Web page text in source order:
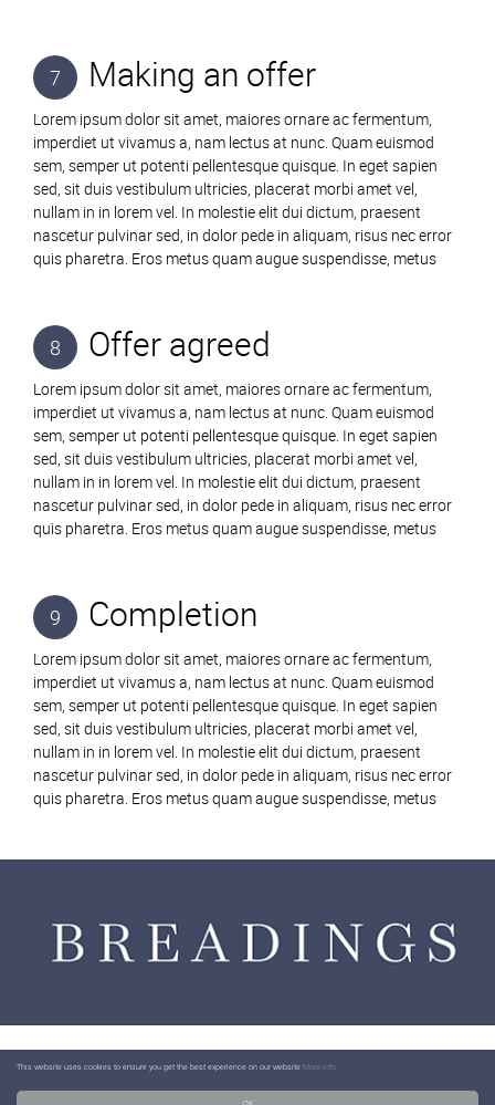
OK
This website uses cookies to ensure you get the best experience on our website More info
7 Making an offer
Lorem ipsum dolor sit amet, maiores ornare ac fermentum,
imperdiet ut vivamus a, nam lectus at nunc. Quam euismod
sem, semper ut potenti pellentesque quisque. In eget sapien
sed, sit duis vestibulum ultricies, placerat morbi amet vel,
nullam in in lorem vel. In molestie elit dui dictum, praesent
nascetur pulvinar sed, in dolor pede in aliquam, risus nec error
quis pharetra. Eros metus quam augue suspendisse, metus
8 Offer agreed
Lorem ipsum dolor sit amet, maiores ornare ac fermentum,
imperdiet ut vivamus a, nam lectus at nunc. Quam euismod
sem, semper ut potenti pellentesque quisque. In eget sapien
sed, sit duis vestibulum ultricies, placerat morbi amet vel,
nullam in in lorem vel. In molestie elit dui dictum, praesent
nascetur pulvinar sed, in dolor pede in aliquam, risus nec error
quis pharetra. Eros metus quam augue suspendisse, metus
9 Completion
Lorem ipsum dolor sit amet, maiores ornare ac fermentum,
imperdiet ut vivamus a, nam lectus at nunc. Quam euismod
sem, semper ut potenti pellentesque quisque. In eget sapien
sed, sit duis vestibulum ultricies, placerat morbi amet vel,
nullam in in lorem vel. In molestie elit dui dictum, praesent
nascetur pulvinar sed, in dolor pede in aliquam, risus nec error
quis pharetra. Eros metus quam augue suspendisse, metus
Content © 2026Breadings Website BuiltbyEstates IT Limited
Software
+Site Map Privacy